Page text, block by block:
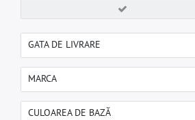
GATA DE LIVRARE
1-2 zile lucrătoare
5-7 zile lucrătoare
MARCA
ALLOY
CULOAREA DE BAZĂ